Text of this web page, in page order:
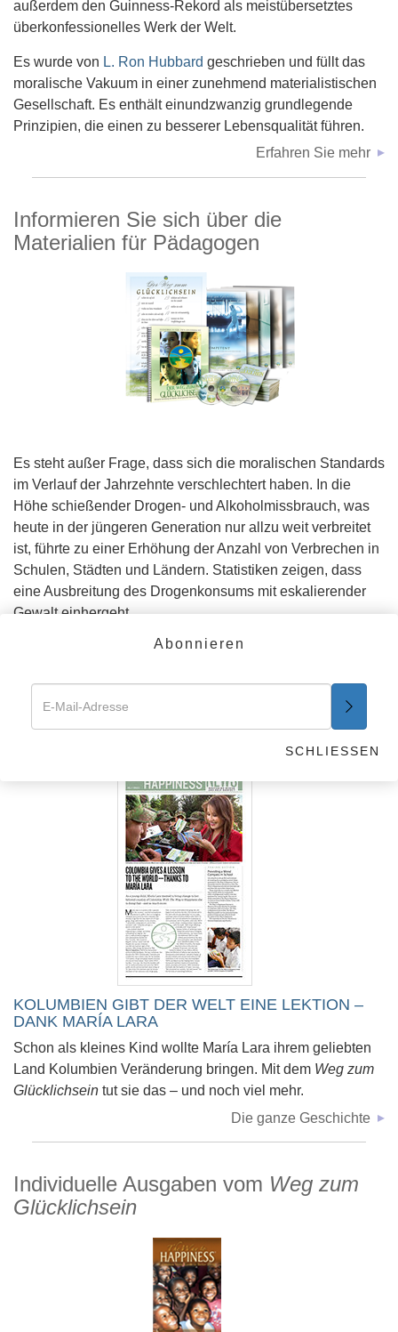
außerdem den Guinness-Rekord als meistübersetztes
überkonfessionelles Werk der Welt.
Es wurde von L. Ron Hubbard geschrieben und füllt das
moralische Vakuum in einer zunehmend materialistischen
Gesellschaft. Es enthält einundzwanzig grundlegende
Prinzipien, die einen zu besserer Lebensqualität führen.
Erfahren Sie mehr
Informieren Sie sich über die
Materialien für Pädagogen
Es steht außer Frage, dass sich die moralischen Standards
im Verlauf der Jahrzehnte verschlechtert haben. In die
Höhe schießender Drogen- und Alkoholmissbrauch, was
heute in der jüngeren Generation nur allzu weit verbreitet
ist, führte zu einer Erhöhung der Anzahl von Verbrechen in
Schulen, Städten und Ländern. Statistiken zeigen, dass
eine Ausbreitung des Drogenkonsums mit eskalierender
Gewalt einhergeht.
Der Weg zum Glücklichsein
Newsletter
KOLUMBIEN GIBT DER WELT EINE LEKTION –
DANK MARÍA LARA
Schon als kleines Kind wollte María Lara ihrem geliebten
Land Kolumbien Veränderung bringen. Mit dem Weg zum
Glücklichsein tut sie das – und noch viel mehr.
Die ganze Geschichte
Individuelle Ausgaben vom Weg zum
Glücklichsein
Abonnieren
SCHLIESSEN